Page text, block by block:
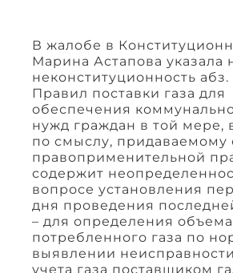
В жалобе в
Марина Астапова указала
неконституционность абз.
Правил поставки газа для
обеспечения
нужд граждан в той мере,
по смыслу, придаваемому
правоприменительной
содержит
вопросе установления
дня проведения
– для определения объема
потребленного газа по
выявлении
учета газа поставщиком